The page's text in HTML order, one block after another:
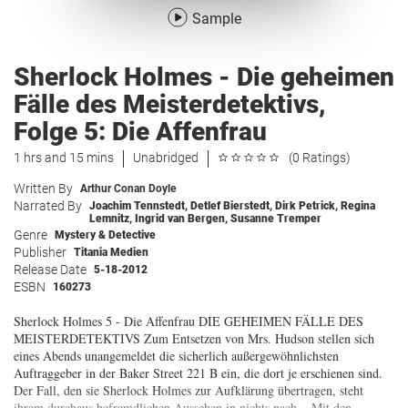
Sample
Sherlock Holmes - Die geheimen
Fälle des Meisterdetektivs,
Folge 5: Die Affenfrau
1 hrs and 15 mins Unabridged (0 Ratings)
Written By Arthur Conan Doyle
Narrated By Joachim Tennstedt, Detlef Bierstedt, Dirk Petrick, Regina
Lemnitz, Ingrid van Bergen, Susanne Tremper
Genre Mystery & Detective
Publisher Titania Medien
Release Date 5-18-2012
ESBN 160273
Sherlock Holmes 5 - Die Affenfrau DIE GEHEIMEN FÄLLE DES
MEISTERDETEKTIVS Zum Entsetzen von Mrs. Hudson stellen sich
eines Abends unangemeldet die sicherlich außergewöhnlichsten
Auftraggeber in der Baker Street 221 B ein, die dort je erschienen sind.
Der Fall, den sie Sherlock Holmes zur Aufklärung übertragen, steht